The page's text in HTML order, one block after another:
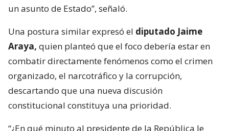
un asunto de Estado”, señaló.
Una postura similar expresó el diputado Jaime
Araya, quien planteó que el foco debería estar en
combatir directamente fenómenos como el crimen
organizado, el narcotráfico y la corrupción,
descartando que una nueva discusión
constitucional constituya una prioridad.
“¿En qué minuto al presidente de la República le